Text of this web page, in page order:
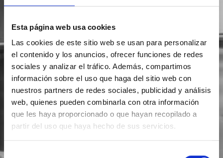
Esta página web usa cookies
Las cookies de este sitio web se usan para personalizar
el contenido y los anuncios, ofrecer funciones de redes
sociales y analizar el tráfico. Además, compartimos
información sobre el uso que haga del sitio web con
nuestros partners de redes sociales, publicidad y análisis
web, quienes pueden combinarla con otra información
que les haya proporcionado o que hayan recopilado a
partir del uso que haya hecho de sus servicios.
Selección